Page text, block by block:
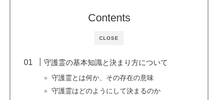
CLOSE
Contents
守護霊の基本知識と決まり方について
守護霊とは何か、その存在の意味
守護霊はどのようにして決まるのか